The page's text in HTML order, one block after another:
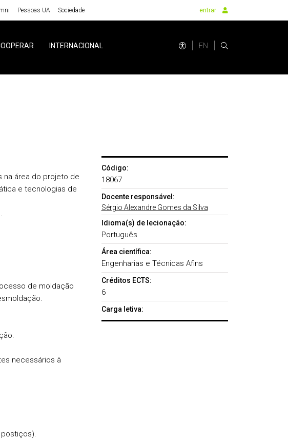
Pessoas UA Sociedade entrar
INTERNACIONAL EN
área do projeto de
e tecnologias de
de moldação
necessários à
postiços).
Código:
18067
Docente responsável:
Sérgio Alexandre Gomes da Silva
Idioma(s) de lecionação:
Português
Área científica:
Engenharias e Técnicas Afins
Créditos ECTS:
6
Carga letiva: